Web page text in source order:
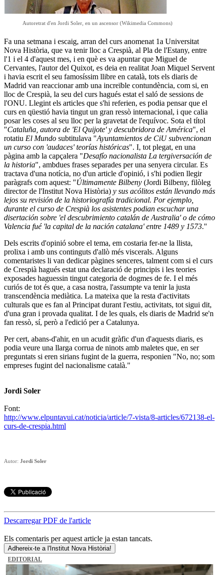
Autoretrat d'en Jordi Soler, en un ascensor (Wikimedia Commons)
Fa una setmana i escaig, arran del curs anomenat 1a Universitat
Nova Història, que va tenir lloc a Crespià, al Pla de l'Estany, entre
l'1 i el 4 d'aquest mes, i en què es va apuntar que Miguel de
Cervantes, l'autor del Quixot, es deia en realitat Joan Miquel Servent
i havia escrit el seu famosíssim llibre en català, tots els diaris de
Madrid van reaccionar amb una increïble contundència, com si, en
lloc de Crespià, la seu del curs hagués estat el saló de sessions de
l'ONU. Llegint els articles que s'hi referien, es podia pensar que el
curs en qüestió havia tingut un gran ressò internacional, i que calia
posar les coses al seu lloc per la gravetat de l'equívoc. Sota el títol
"Cataluña, autora de 'El Quijote' y descubridora de América", el
rotatiu El Mundo subtitulava "Ayuntamientos de CiU subvencionan
un curso con 'audaces' teorías históricas". I, tot plegat, en una
pàgina amb la capçalera "Desafío nacionalista La tergiversación de
la historia", ambdues frases separades per una senyera circular. Es
tractava d'una notícia, no d'un article d'opinió, i s'hi podien llegir
paràgrafs com aquest: "Últimamente Bilbeny (Jordi Bilbeny, filòleg
director de l'Institut Nova Història) y sus acólitos están llevando más
lejos su revisión de la historiografía tradicional. Por ejemplo,
durante el curso de Crespià los asistentes podian escuchar una
disertación sobre 'el descubrimiento catalán de Australia' o de cómo
Valencia fué 'la capital de la nación catalana' entre 1489 y 1573."
Dels escrits d'opinió sobre el tema, em costaria fer-ne la llista,
prolixa i amb uns continguts d'allò més viscerals. Alguns
comentaristes li van dedicar pàgines senceres, talment com si el curs
de Crespià hagués estat una declaració de principis i les teories
exposades haguessin tingut categoria de dogmes de fe. I el més
curiós de tot és que, a casa nostra, l'assumpte va tenir la justa
transcendència mediàtica. La mateixa que la resta d'activitats
culturals que es fan al Principat durant l'estiu, activitats, tot sigui dit,
d'una gran i provada qualitat. I de les quals, els diaris de Madrid se'n
fan ressò, sí, però a l'edició per a Catalunya.
Per cert, abans-d'ahir, en un acudit gràfic d'un d'aquests diaris, es
podia veure una llarga corrua de ninots amb maletes que, en ser
preguntats si eren sirians fugint de la guerra, responien "No, no; som
empreses fugint del nacionalisme català."
Jordi Soler
Font:
http://www.elpuntavui.cat/noticia/article/7-vista/8-articles/672138-el-
curs-de-crespia.html
Autor: Jordi Soler
Descarregar PDF de l'article
Els comentaris per aquest article ja estan tancats.
Adhereix-te a l'Institut Nova Història!
EDITORIAL